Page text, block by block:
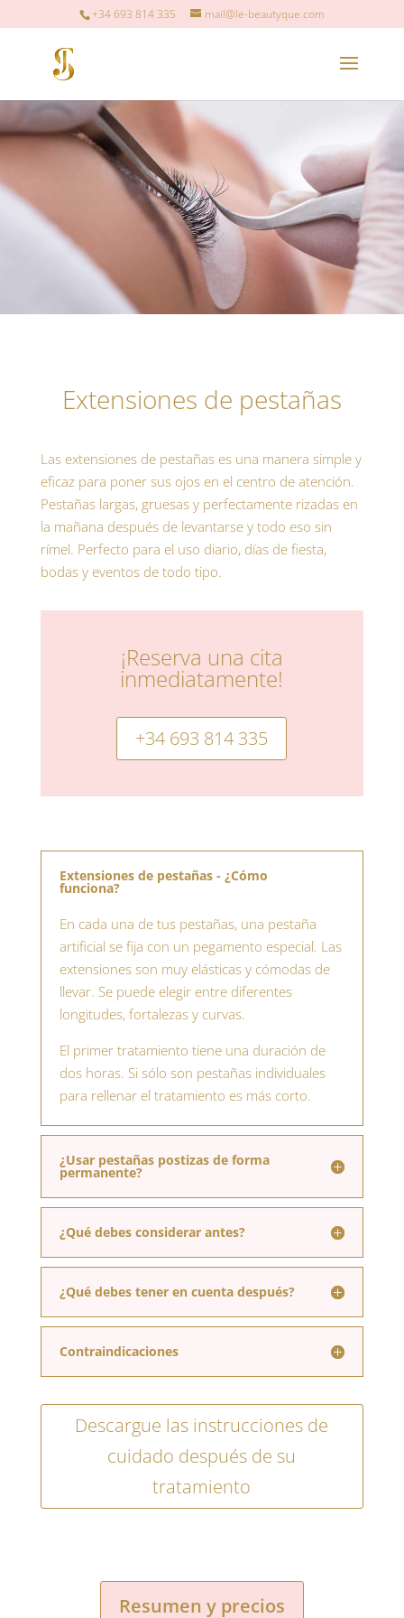
+34 693 814 335 mail@le-beautyque.com
Extensiones de pestañas
Las extensiones de pestañas es una manera simple y
eficaz para poner sus ojos en el centro de atención.
Pestañas largas, gruesas y perfectamente rizadas en
la mañana después de levantarse y todo eso sin
rímel. Perfecto para el uso diario, días de fiesta,
bodas y eventos de todo tipo.
¡Reserva una cita
inmediatamente!
+34 693 814 335
Extensiones de pestañas - ¿Cómo
funciona?
En cada una de tus pestañas, una pestaña
artificial se fija con un pegamento especial. Las
extensiones son muy elásticas y cómodas de
llevar. Se puede elegir entre diferentes
longitudes, fortalezas y curvas.
El primer tratamiento tiene una duración de
dos horas. Si sólo son pestañas individuales
para rellenar el tratamiento es más corto.
¿Usar pestañas postizas de forma
permanente?
¿Qué debes considerar antes?
¿Qué debes tener en cuenta después?
Contraindicaciones
Descargue las instrucciones de
cuidado después de su
tratamiento
Resumen y precios